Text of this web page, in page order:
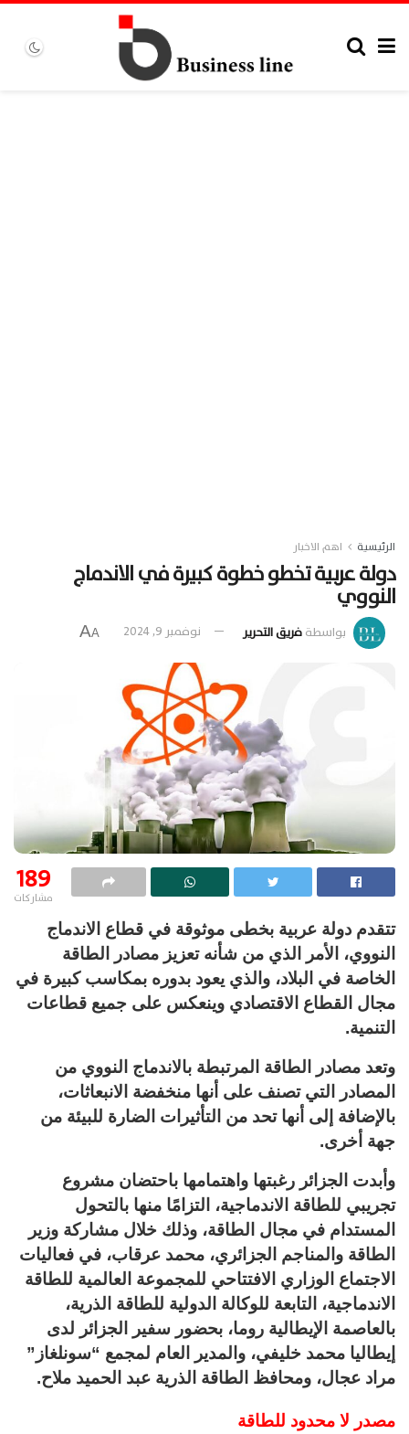
الرئيسية اهم الاخبار
دولة عربية تخطو خطوة كبيرة في الاندماج
النووي
بواسطةفريق التحرير نوفمبر 9, 2024 A
A
189
مشاركات
تتقدم دولة عربية بخطى موثوقة في قطاع الاندماج
النووي، الأمر الذي من شأنه تعزيز مصادر الطاقة
الخاصة في البلاد، والذي يعود بدوره بمكاسب كبيرة في
مجال القطاع الاقتصادي وينعكس على جميع قطاعات
التنمية.
وتعد مصادر الطاقة المرتبطة بالاندماج النووي من
المصادر التي تصنف على أنها منخفضة الانبعاثات،
بالإضافة إلى أنها تحد من التأثيرات الضارة للبيئة من
جهة أخرى.
وأبدت الجزائر رغبتها واهتمامها باحتضان مشروع
تجريبي للطاقة الاندماجية، التزامًا منها بالتحول
المستدام في مجال الطاقة، وذلك خلال مشاركة وزير
الطاقة والمناجم الجزائري، محمد عرقاب، في فعاليات
الاجتماع الوزاري الافتتاحي للمجموعة العالمية للطاقة
الاندماجية، التابعة للوكالة الدولية للطاقة الذرية،
بالعاصمة الإيطالية روما، بحضور سفير الجزائر لدى
إيطاليا محمد خليفي، والمدير العام لمجمع “سونلغاز”
مراد عجال، ومحافظ الطاقة الذرية عبد الحميد ملاح.
مصدر لا محدود للطاقة